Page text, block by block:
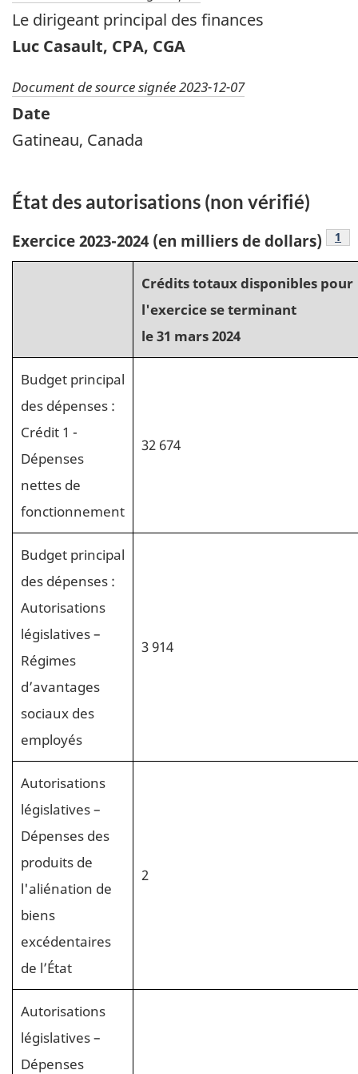
Le dirigeant principal des finances
Luc Casault, CPA, CGA
Document de source signée 2023-12-07
Date
Gatineau, Canada
État des autorisations (non vérifié)
Exercice 2023-2024 (en milliers de dollars) 1
Crédits totaux disponibles pour
l'exercice se terminant
le 31 mars 2024
Budget principal
des dépenses :
Crédit 1 -
Dépenses
nettes de
fonctionnement
32 674
Budget principal
des dépenses :
Autorisations
législatives –
Régimes
d’avantages
sociaux des
employés
3 914
Autorisations
législatives –
Dépenses des
produits de
l'aliénation de
biens
excédentaires
de l’État
2
Autorisations
législatives –
Dépenses